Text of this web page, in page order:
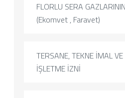
FLORLU SERA
(Ekomvet , Faravet)
TERSANE, TEKNE İMAL VE
İŞLETME İZNİ